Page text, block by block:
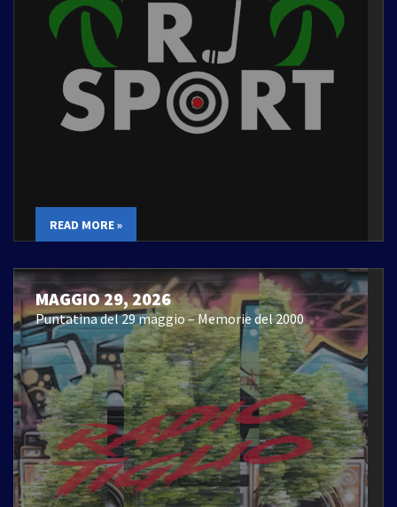
READ MORE »
MAGGIO 29, 2026
Puntatina del 29 maggio – Memorie del 2000